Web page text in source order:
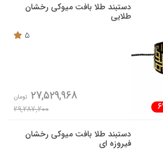
دستبند طلا بافت میوکی رخشان
طلایی
5
27,529,968 تومان
29,287,200
دستبند طلا بافت میوکی رخشان
فیروزه ای